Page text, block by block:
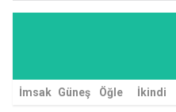
İmsak Güneş Öğle İkindi